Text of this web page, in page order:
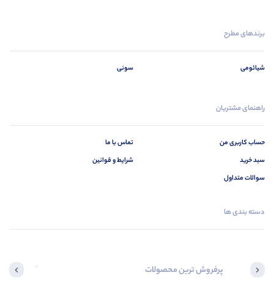
برندهای مطرح
شیائومی سونی
راهنمای مشتریان
حساب کاربری من
سبد خرید
سوالات متداول
تماس با ما
شرایط و قوانین
دسته بندی ها
پرفروش ترین محصولات آخرین